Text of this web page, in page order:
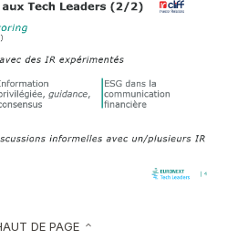
DE PAGE keyboard_arrow_up